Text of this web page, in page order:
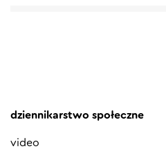
dziennikarstwo społeczne
video